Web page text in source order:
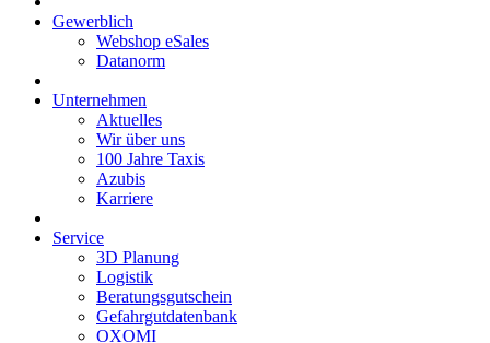
Gewerblich
Webshop eSales
Datanorm
Unternehmen
Aktuelles
Wir über uns
100 Jahre Taxis
Azubis
Karriere
Service
3D Planung
Logistik
Beratungsgutschein
Gefahrgutdatenbank
OXOMI